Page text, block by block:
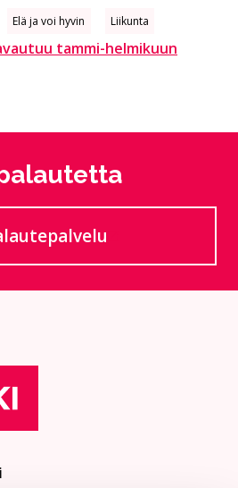
Elä ja voi hyvin Liikunta
tammi-helmikuun
Siirtyy ulkoiselle